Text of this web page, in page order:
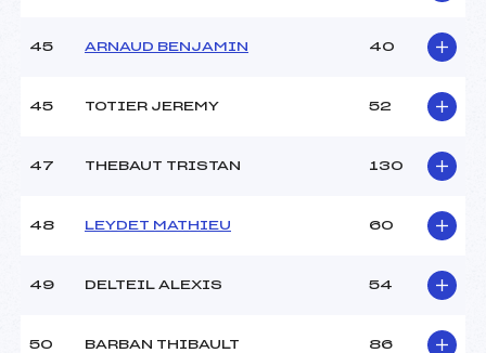
45 ARNAUD BENJAMIN 40
45 TOTIER JEREMY 52
47 THEBAUT TRISTAN 130
48 LEYDET MATHIEU 60
49 DELTEIL ALEXIS 54
50 BARBAN THIBAULT 86